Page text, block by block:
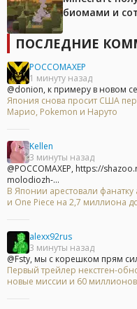
биомами и
ПОСЛЕДНИЕ
POCCOMAXEP
1 минуту назад
@donion, к примеру в новом
Япония снова просит США
Марио, Pokemon и Наруто
Kellen
3 минуты назад
@POCCOMAXEP, https://
molodiozh-...
В Японии арестовали
и One Piece на 2,7 миллиона
alexx92rus
3 минуты назад
@Fsty, мы с корешком прям
Первый трейлер некстген-
новые миссии и 60